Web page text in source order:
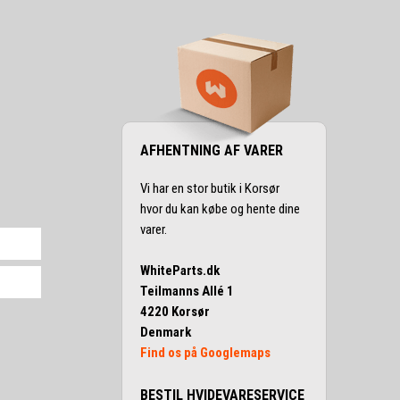
AFHENTNING AF VARER
Vi har en stor butik i Korsør
hvor du kan købe og hente dine
varer.
WhiteParts.dk
Teilmanns Allé 1
4220 Korsør
Denmark
Find os på Googlemaps
BESTIL HVIDEVARESERVICE